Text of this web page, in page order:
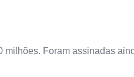
milhões. Foram assinadas